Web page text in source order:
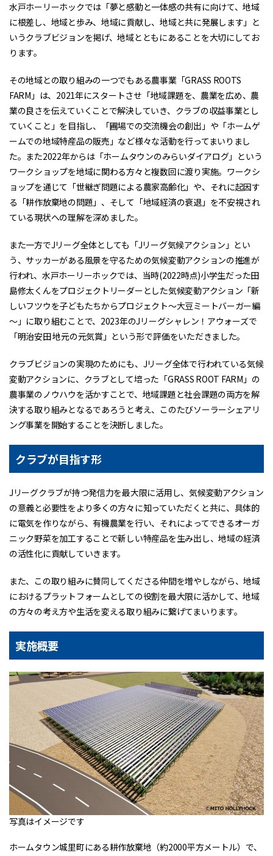
水戸ホーリーホックでは「夢と感動と一体感の共有に向けて、地域
に根差し、地域と歩み、地域に貢献し、地域と共に発展します」と
いうクラブビジョンを掲げ、地域とともにあることを大切にしてお
ります。
その地域との取り組みの一つでもある農事業「GRASS ROOTS
FARM」は、2021年にスタートさせ「地域課題を、農業を広め、農
業の良さを伝えていくことで解決していき、クラブの収益事業とし
ていくこと」を目指し、「圃場での交流機会の創出」や「ホームゲ
ームでの地域特産品の販売」など様々な活動を行ってまいりまし
た。また2022年からは「ホームタウンのみらいダイアログ」という
ワークショップを地域に関わる方々と複数回に渡り実施。ワークシ
ョップを通じて「世継ぎ問題による農家高齢化」や、それに起因す
る「耕作放棄地の問題」、そして「地域経済の衰退」を不安視され
ている現状への理解を深めました。
また一方でJリーグ全体としても「Jリーグ気候アクション」とい
う、サッカーがある風景を守るための気候変動アクションの推進が
行われ、水戸ホーリーホックでは、当時(2022時点)小学生だった田
島修太くんをプロジェクトリーダーとした気候変動アクション「新
しいフツウを子どもたちからプロジェクト～大豆ミートバーガー編
～」に取り組むことで、2023年のJリーグシャレン！アウォーズで
「明治安田 地元の元気賞」という形で評価をいただきました。
クラブビジョンの実現のためにも、Jリーグ全体で行われている気候
変動アクションに、クラブとして培った「GRASS ROOT FARM」の
農事業のノウハウを活かすことで、地域課題と社会課題の両方を解
決する取り組みとなるであろうと考え、このたびソーラーシェアリ
ング事業を開始することを決断しました。
クラブが目指す形
Jリーグクラブが持つ発信力を最大限に活用し、気候変動アクション
の意義と必要性をより多くの方々に知っていただくと共に、具体的
に電気を作りながら、有機農業を行い、それによってできるオーガ
ニック野菜を加工することで新しい特産品を生み出し、地域の経済
の活性化に貢献していきます。
また、この取り組みに賛同してくださる仲間を増やしながら、地域
におけるプラットフォームとしての役割を最大限に活かして、地域
の方々の考え方や生活を変える取り組みに繋げてまいります。
実施概要
写真はイメージです
ホームタウン城里町にある耕作放棄地（約2000平方メートル）で、